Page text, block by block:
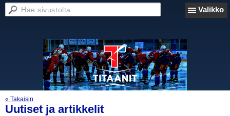
Valikko
« Takaisin
Uutiset ja artikkelit